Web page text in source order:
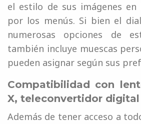
el estilo de sus imágenes en
por los menús. Si bien el
numerosas opciones de
también incluye muescas
pueden asignar según sus
Compatibilidad con
X, teleconvertidor digital
Además de tener acceso a